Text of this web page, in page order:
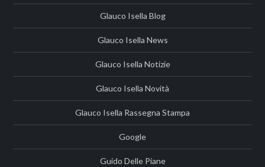
Glauco Isella Blog
Glauco Isella News
Glauco Isella Notizie
Glauco Isella Novità
Glauco Isella Rassegna Stampa
Google
Guido Delle Piane